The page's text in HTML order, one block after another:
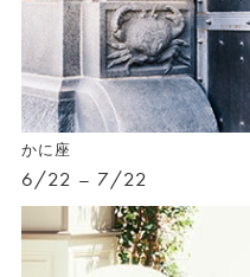
かに座
6/22 – 7/22